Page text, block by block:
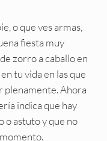
o que ves armas,
fiesta muy
zorro a caballo en
tu vida en las que
plenamente. Ahora
indica que hay
o astuto y que no